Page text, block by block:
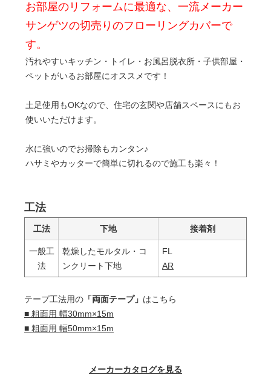
お部屋のリフォームに最適な、一流メーカー
サンゲツの切売りのフローリングカバーで
す。
汚れやすいキッチン・トイレ・お風呂脱衣所・子供部屋・
ペットがいるお部屋にオススメです！
土足使用もOKなので、住宅の玄関や店舗スペースにもお
使いいただけます。
水に強いのでお掃除もカンタン♪
ハサミやカッターで簡単に切れるので施工も楽々！
工法
工法 下地 接着剤
一般工
法
乾燥したモルタル・コ
ンクリート下地
FL
AR
テープ工法用の 「両面テープ」 はこちら
■ 粗面用 幅30mm×15m
■ 粗面用 幅50mm×15m
メーカーカタログを見る